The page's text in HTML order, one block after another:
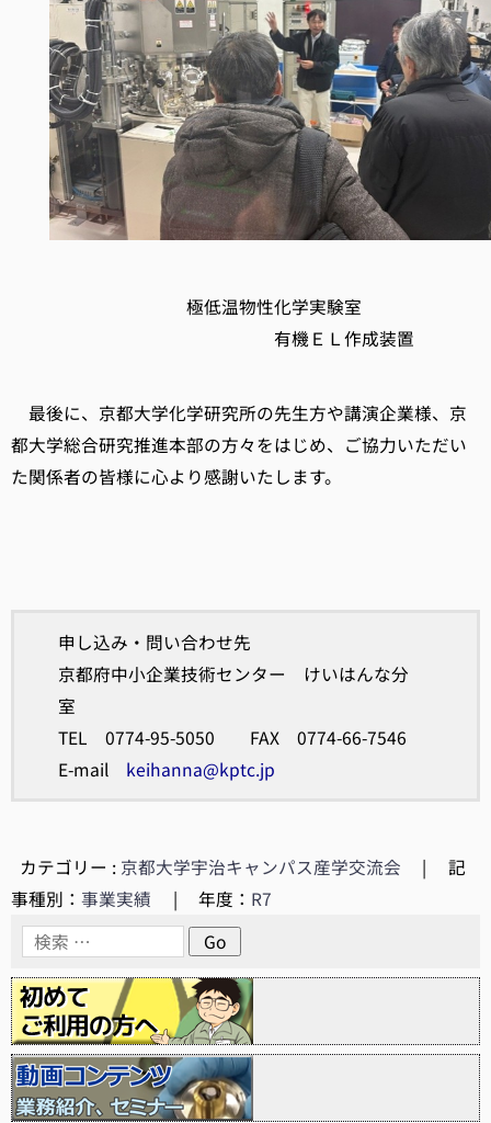
極低温物性化学実験室
有機ＥＬ作成装置
最後に、京都大学化学研究所の先生方や講演企業様、京
都大学総合研究推進本部の方々をはじめ、ご協力いただい
た関係者の皆様に心より感謝いたします。
申し込み・問い合わせ先
京都府中小企業技術センター けいはんな分
室
TEL 0774-95-5050 FAX 0774-66-7546
E-mail keihanna@kptc.jp
カテゴリー : 京都大学宇治キャンパス産学交流会 |
記
事種別： 事業実績 | 年度： R7